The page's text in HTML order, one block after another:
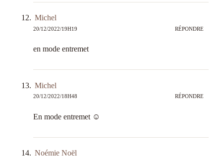
Michel
20/12/2022/19H19 RÉPONDRE
en mode entremet
Michel
20/12/2022/18H48 RÉPONDRE
En mode entremet ☺️
Noémie Noël